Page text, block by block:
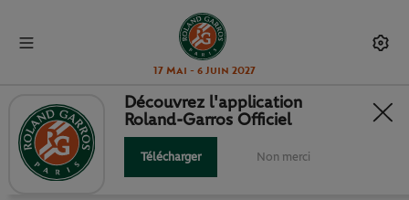
17 Mai - 6 Juin 2027
QUALIFICATIONS 2024 : QUENTIN
HALYS, ONZE ANS PLUS TARD
Découvrez l'application
Roland-Garros Officiel
Télécharger Non merci